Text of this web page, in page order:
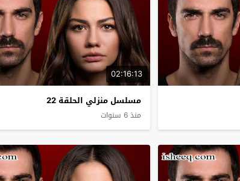
02:16:13
مسلسل منزلي الحلقة 22
منذ 6 سنوات